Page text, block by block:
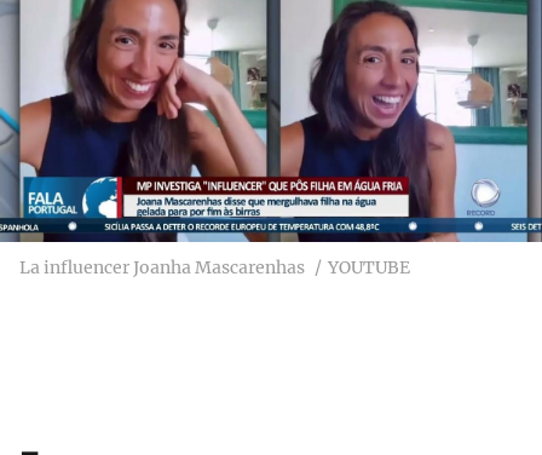
La influencer Joanha Mascarenhas YOUTUBE